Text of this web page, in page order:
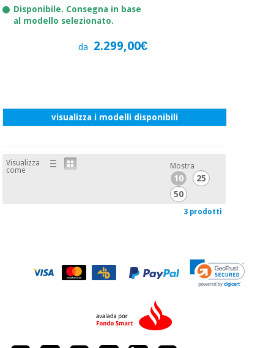
Disponibile. Consegna in base
al modello selezionato.
da 2.299,00€
visualizza i modelli disponibili
Visualizza
come
Mostra
10
25
50
3 prodotti